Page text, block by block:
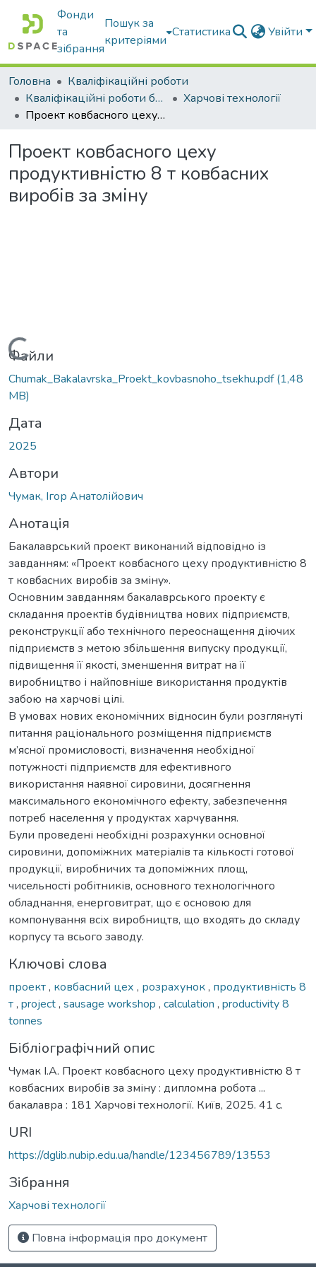
Фонди
та
зібрання
Пошук за
критеріями
Статистика Увійти
Головна
Кваліфікаційні роботи
Кваліфікаційні роботи бакалаврів
Харчові технології
Проект ковбасного цеху продуктивністю 8 т ковбасних виробів за зміну
Проект ковбасного цеху
продуктивністю 8 т ковбасних
виробів за зміну
Вантажиться...
Файли
Chumak_Bakalavrska_Proekt_kovbasnoho_tsekhu.pdf(1,48
MB)
Дата
2025
Автори
Чумак, Ігор Анатолійович
Анотація
Бакалаврський проект виконаний відповідно із
завданням: «Проект ковбасного цеху продуктивністю 8
т ковбасних виробів за зміну».
Основним завданням бакалаврського проекту є
складання проектів будівництва нових підприємств,
реконструкції або технічного переоснащення діючих
підприємств з метою збільшення випуску продукції,
підвищення її якості, зменшення витрат на її
виробництво і найповніше використання продуктів
забою на харчові цілі.
В умовах нових економічних відносин були розглянуті
питання раціонального розміщення підприємств
м’ясної промисловості, визначення необхідної
потужності підприємств для ефективного
використання наявної сировини, досягнення
максимального економічного ефекту, забезпечення
потреб населення у продуктах харчування.
Були проведені необхідні розрахунки основної
сировини, допоміжних матеріалів та кількості готової
продукції, виробничих та допоміжних площ,
чисельності робітників, основного технологічного
обладнання, енерговитрат, що є основою для
компонування всіх виробництв, що входять до складу
корпусу та всього заводу.
Ключові слова
проект, ковбасний цех , розрахунок, продуктивність 8
т, project, sausage workshop , calculation , productivity 8
tonnes
Бібліографічний опис
Чумак І.А. Проект ковбасного цеху продуктивністю 8 т
ковбасних виробів за зміну : дипломна робота ...
бакалавра : 181 Харчові технології. Київ, 2025. 41 с.
URI
https://dglib.nubip.edu.ua/handle/123456789/13553
Зібрання
Харчові технології
Повна інформація про документ